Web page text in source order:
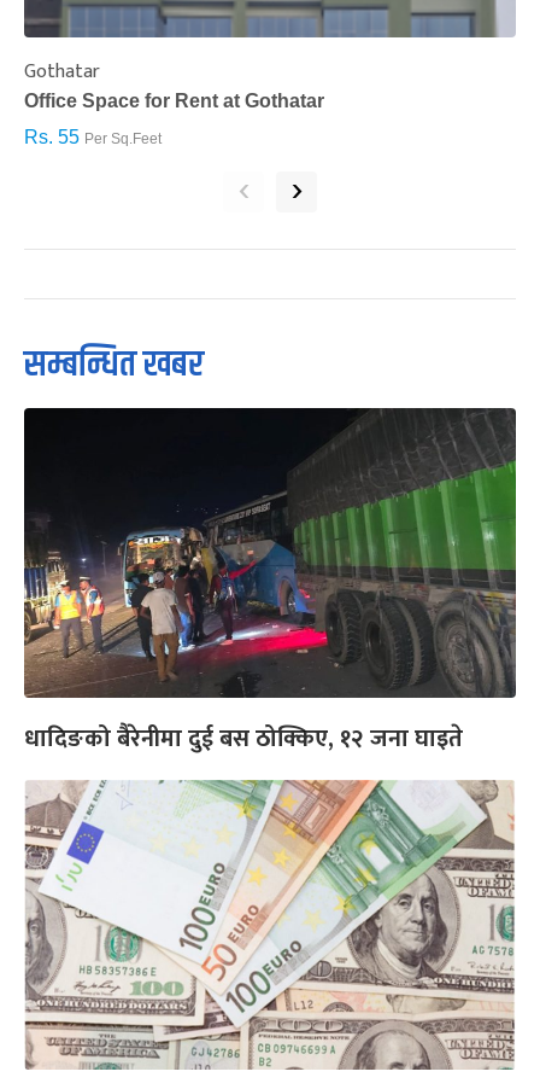
Gothatar
Office Space for Rent at Gothatar
Rs. 55 Per Sq.Feet
‹ ›
सम्बन्धित खबर
धादिङको बैरेनीमा दुई बस ठोक्किए, १२ जना घाइते